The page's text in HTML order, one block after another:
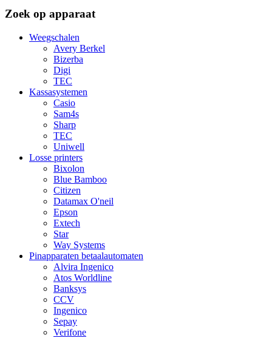
Zoek op apparaat
Weegschalen
Avery Berkel
Bizerba
Digi
TEC
Kassasystemen
Casio
Sam4s
Sharp
TEC
Uniwell
Losse printers
Bixolon
Blue Bamboo
Citizen
Datamax O'neil
Epson
Extech
Star
Way Systems
Pinapparaten betaalautomaten
Alvira Ingenico
Atos Worldline
Banksys
CCV
Ingenico
Sepay
Verifone